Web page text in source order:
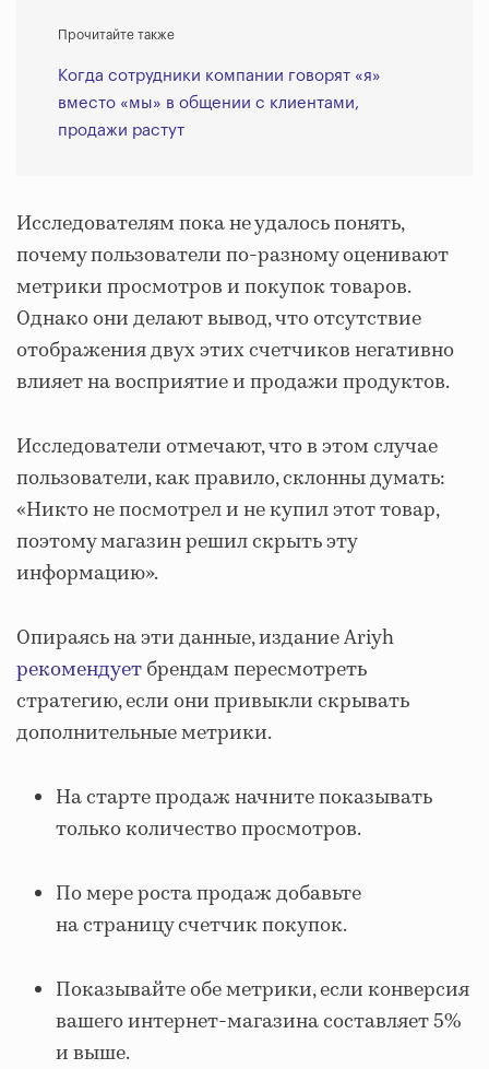
Прочитайте также
Когда сотрудники компании говорят «я»
вместо «мы» в общении с клиентами,
продажи растут
Исследователям пока не удалось понять,
почему пользователи по-разному оценивают
метрики просмотров и покупок товаров.
Однако они делают вывод, что отсутствие
отображения двух этих счетчиков негативно
влияет на восприятие и продажи продуктов.
Исследователи отмечают, что в этом случае
пользователи, как правило, склонны думать:
«Никто не посмотрел и не купил этот товар,
поэтому магазин решил скрыть эту
информацию».
Опираясь на эти данные, издание Ariyh
рекомендуетбрендам пересмотреть
стратегию, если они привыкли скрывать
дополнительные метрики.
На старте продаж начните показывать
только количество просмотров.
По мере роста продаж добавьте
на страницу счетчик покупок.
Показывайте обе метрики, если конверсия
вашего интернет-магазина составляет 5%
и выше.